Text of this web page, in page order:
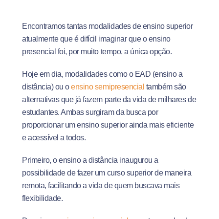
Encontramos tantas modalidades de ensino superior
atualmente que é difícil imaginar que o ensino
presencial foi, por muito tempo, a única opção.
Hoje em dia, modalidades como o EAD (ensino a
distância) ou oensino semipresencial também são
alternativas que já fazem parte da vida de milhares de
estudantes. Ambas surgiram da busca por
proporcionar um ensino superior ainda mais eficiente
e acessível a todos.
Primeiro, o ensino a distância inaugurou a
possibilidade de fazer um curso superior de maneira
remota, facilitando a vida de quem buscava mais
flexibilidade.